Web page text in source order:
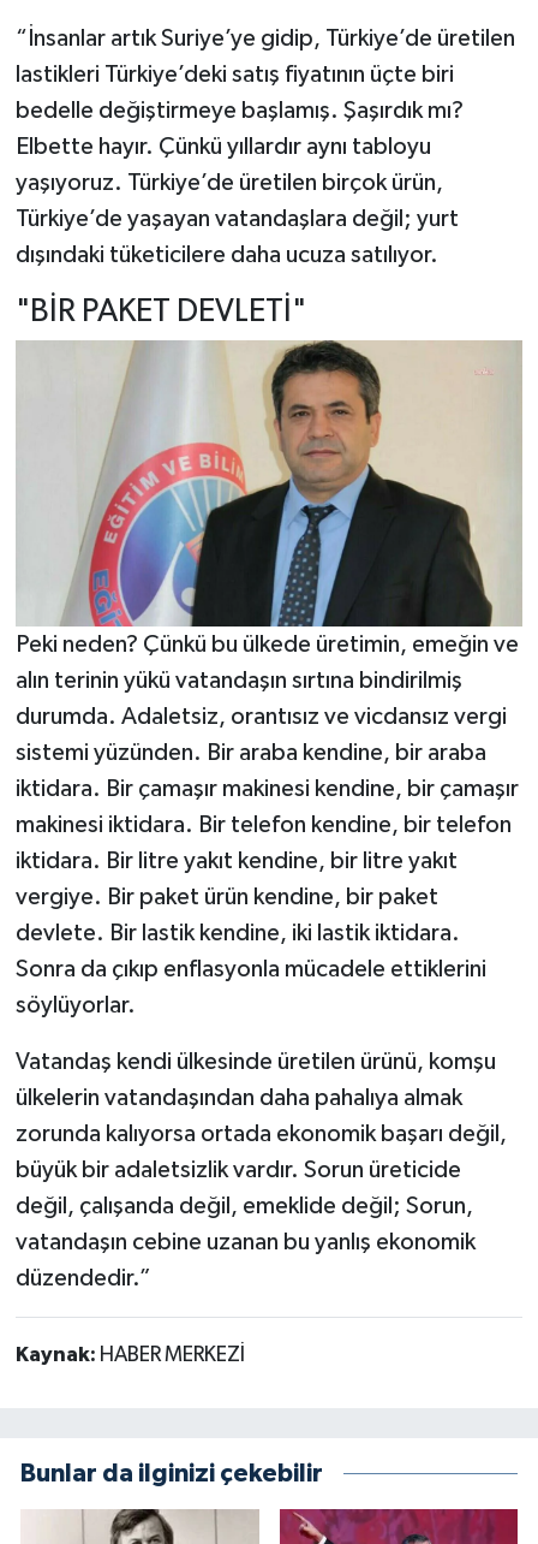
“İnsanlar artık Suriye’ye gidip, Türkiye’de üretilen
lastikleri Türkiye’deki satış fiyatının üçte biri
bedelle değiştirmeye başlamış. Şaşırdık mı?
Elbette hayır. Çünkü yıllardır aynı tabloyu
yaşıyoruz. Türkiye’de üretilen birçok ürün,
Türkiye’de yaşayan vatandaşlara değil; yurt
dışındaki tüketicilere daha ucuza satılıyor.
"BİR PAKET DEVLETİ"
Peki neden? Çünkü bu ülkede üretimin, emeğin ve
alın terinin yükü vatandaşın sırtına bindirilmiş
durumda. Adaletsiz, orantısız ve vicdansız vergi
sistemi yüzünden. Bir araba kendine, bir araba
iktidara. Bir çamaşır makinesi kendine, bir çamaşır
makinesi iktidara. Bir telefon kendine, bir telefon
iktidara. Bir litre yakıt kendine, bir litre yakıt
vergiye. Bir paket ürün kendine, bir paket
devlete. Bir lastik kendine, iki lastik iktidara.
Sonra da çıkıp enflasyonla mücadele ettiklerini
söylüyorlar.
Vatandaş kendi ülkesinde üretilen ürünü, komşu
ülkelerin vatandaşından daha pahalıya almak
zorunda kalıyorsa ortada ekonomik başarı değil,
büyük bir adaletsizlik vardır. Sorun üreticide
değil, çalışanda değil, emeklide değil; Sorun,
vatandaşın cebine uzanan bu yanlış ekonomik
düzendedir.”
Kaynak: HABER MERKEZİ
Bunlar da ilginizi çekebilir